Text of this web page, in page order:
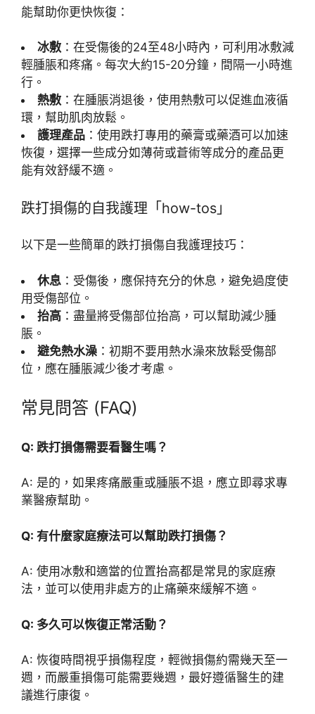
能幫助你更快恢復：
冰敷 ：在受傷後的24至48小時內，可利用冰敷減
輕腫脹和疼痛。每次大約15-20分鐘，間隔一小時進
行。
熱敷 ：在腫脹消退後，使用熱敷可以促進血液循
環，幫助肌肉放鬆。
護理產品 ：使用跌打專用的藥膏或藥酒可以加速
恢復，選擇一些成分如薄荷或蒼術等成分的產品更
能有效舒緩不適。
跌打損傷的自我護理「how-tos」
以下是一些簡單的跌打損傷自我護理技巧：
休息 ：受傷後，應保持充分的休息，避免過度使
用受傷部位。
抬高 ：盡量將受傷部位抬高，可以幫助減少腫
脹。
避免熱水澡 ：初期不要用熱水澡來放鬆受傷部
位，應在腫脹減少後才考慮。
常見問答 (FAQ)
Q: 跌打損傷需要看醫生嗎？
A: 是的，如果疼痛嚴重或腫脹不退，應立即尋求專
業醫療幫助。
Q: 有什麼家庭療法可以幫助跌打損傷？
A: 使用冰敷和適當的位置抬高都是常見的家庭療
法，並可以使用非處方的止痛藥來緩解不適。
Q: 多久可以恢復正常活動？
A: 恢復時間視乎損傷程度，輕微損傷約需幾天至一
週，而嚴重損傷可能需要幾週，最好遵循醫生的建
議進行康復。